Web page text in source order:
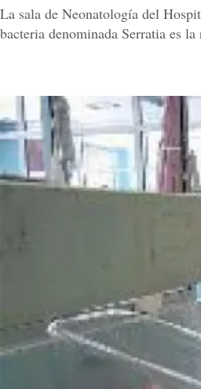
La sala de Neonatología del
bacteria denominada Serratia es